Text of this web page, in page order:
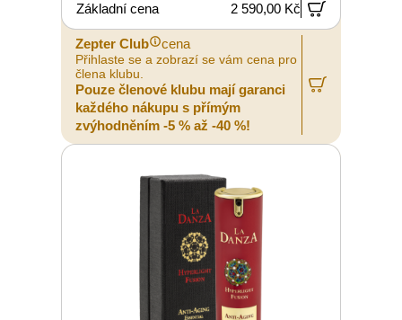
Základní cena 2 590,00 Kč
Zepter Club cena
Přihlaste se a zobrazí se vám cena pro
člena klubu.
Pouze členové klubu mají garanci
každého nákupu s přímým
zvýhodněním -5 % až -40 %!